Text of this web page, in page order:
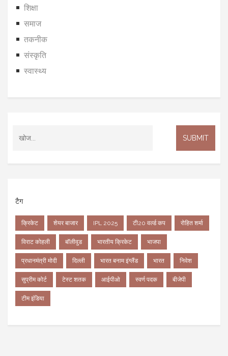
शिक्षा
समाज
तकनीक
संस्कृति
स्वास्थ्य
टैग
क्रिकेट शेयर बाजार IPL 2025 टी20 वर्ल्ड कप रोहित शर्मा
विराट कोहली बॉलीवुड भारतीय क्रिकेट भाजपा
प्रधानमंत्री मोदी दिल्ली भारत बनाम इंग्लैंड भारत निवेश
सुप्रीम कोर्ट टेस्ट शतक आईपीओ स्वर्ण पदक बीजेपी
टीम इंडिया